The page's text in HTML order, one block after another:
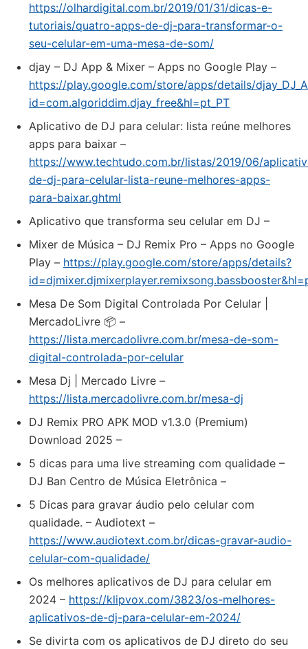
https://olhardigital.com.br/2019/01/31/dicas-e-
tutoriais/quatro-apps-de-dj-para-transformar-o-
seu-celular-em-uma-mesa-de-som/
djay – DJ App & Mixer – Apps no Google Play –
https://play.google.com/store/apps/details/
id=com.algoriddim.djay_free&hl=pt_PT
Aplicativo de DJ para celular: lista reúne melhores
apps para baixar –
https://www.techtudo.com.br/listas/2019/06/
de-dj-para-celular-lista-reune-melhores-apps-
para-baixar.ghtml
Aplicativo que transforma seu celular em DJ –
Mixer de Música – DJ Remix Pro – Apps no Google
Play – https://play.google.com/store/apps/details?
Mesa De Som Digital Controlada Por Celular |
MercadoLivre 📦 –
https://lista.mercadolivre.com.br/mesa-de-som-
digital-controlada-por-celular
Mesa Dj | Mercado Livre –
https://lista.mercadolivre.com.br/mesa-dj
DJ Remix PRO APK MOD v1.3.0 (Premium)
Download 2025 –
5 dicas para uma live streaming com qualidade –
DJ Ban Centro de Música Eletrônica –
5 Dicas para gravar áudio pelo celular com
qualidade. – Audiotext –
https://www.audiotext.com.br/dicas-gravar-audio-
celular-com-qualidade/
Os melhores aplicativos de DJ para celular em
2024 – https://klipvox.com/3823/os-melhores-
aplicativos-de-dj-para-celular-em-2024/
Se divirta com os aplicativos de DJ direto do seu